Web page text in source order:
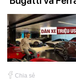
Chia sẻ